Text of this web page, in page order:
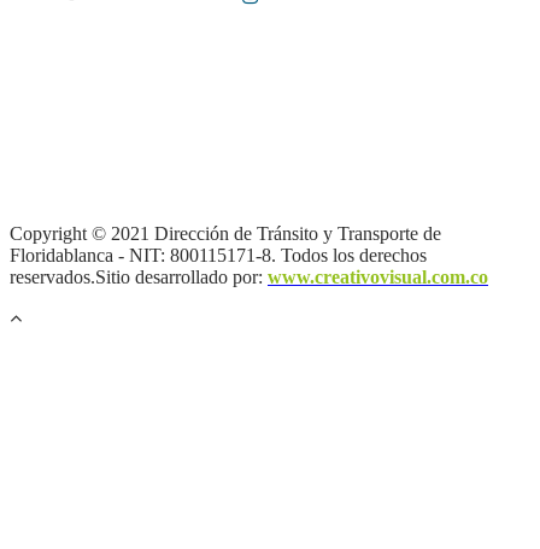
Copyright © 2021 Dirección de Tránsito y Transporte de
Floridablanca - NIT: 800115171-8. Todos los derechos
reservados.Sitio desarrollado por: www.creativovisual.com.co